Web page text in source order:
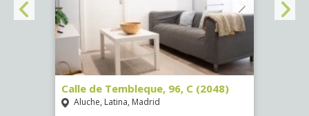
Calle de Tembleque, 96, C (2048)
Aluche, Latina, Madrid